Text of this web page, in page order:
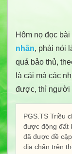
Hôm nọ đọc bài
nhân, phải nói
quá bảo thủ,
là cái mà các
được, thì người
PGS.TS Triều
được động đất
đã được đề
địa chấn trên